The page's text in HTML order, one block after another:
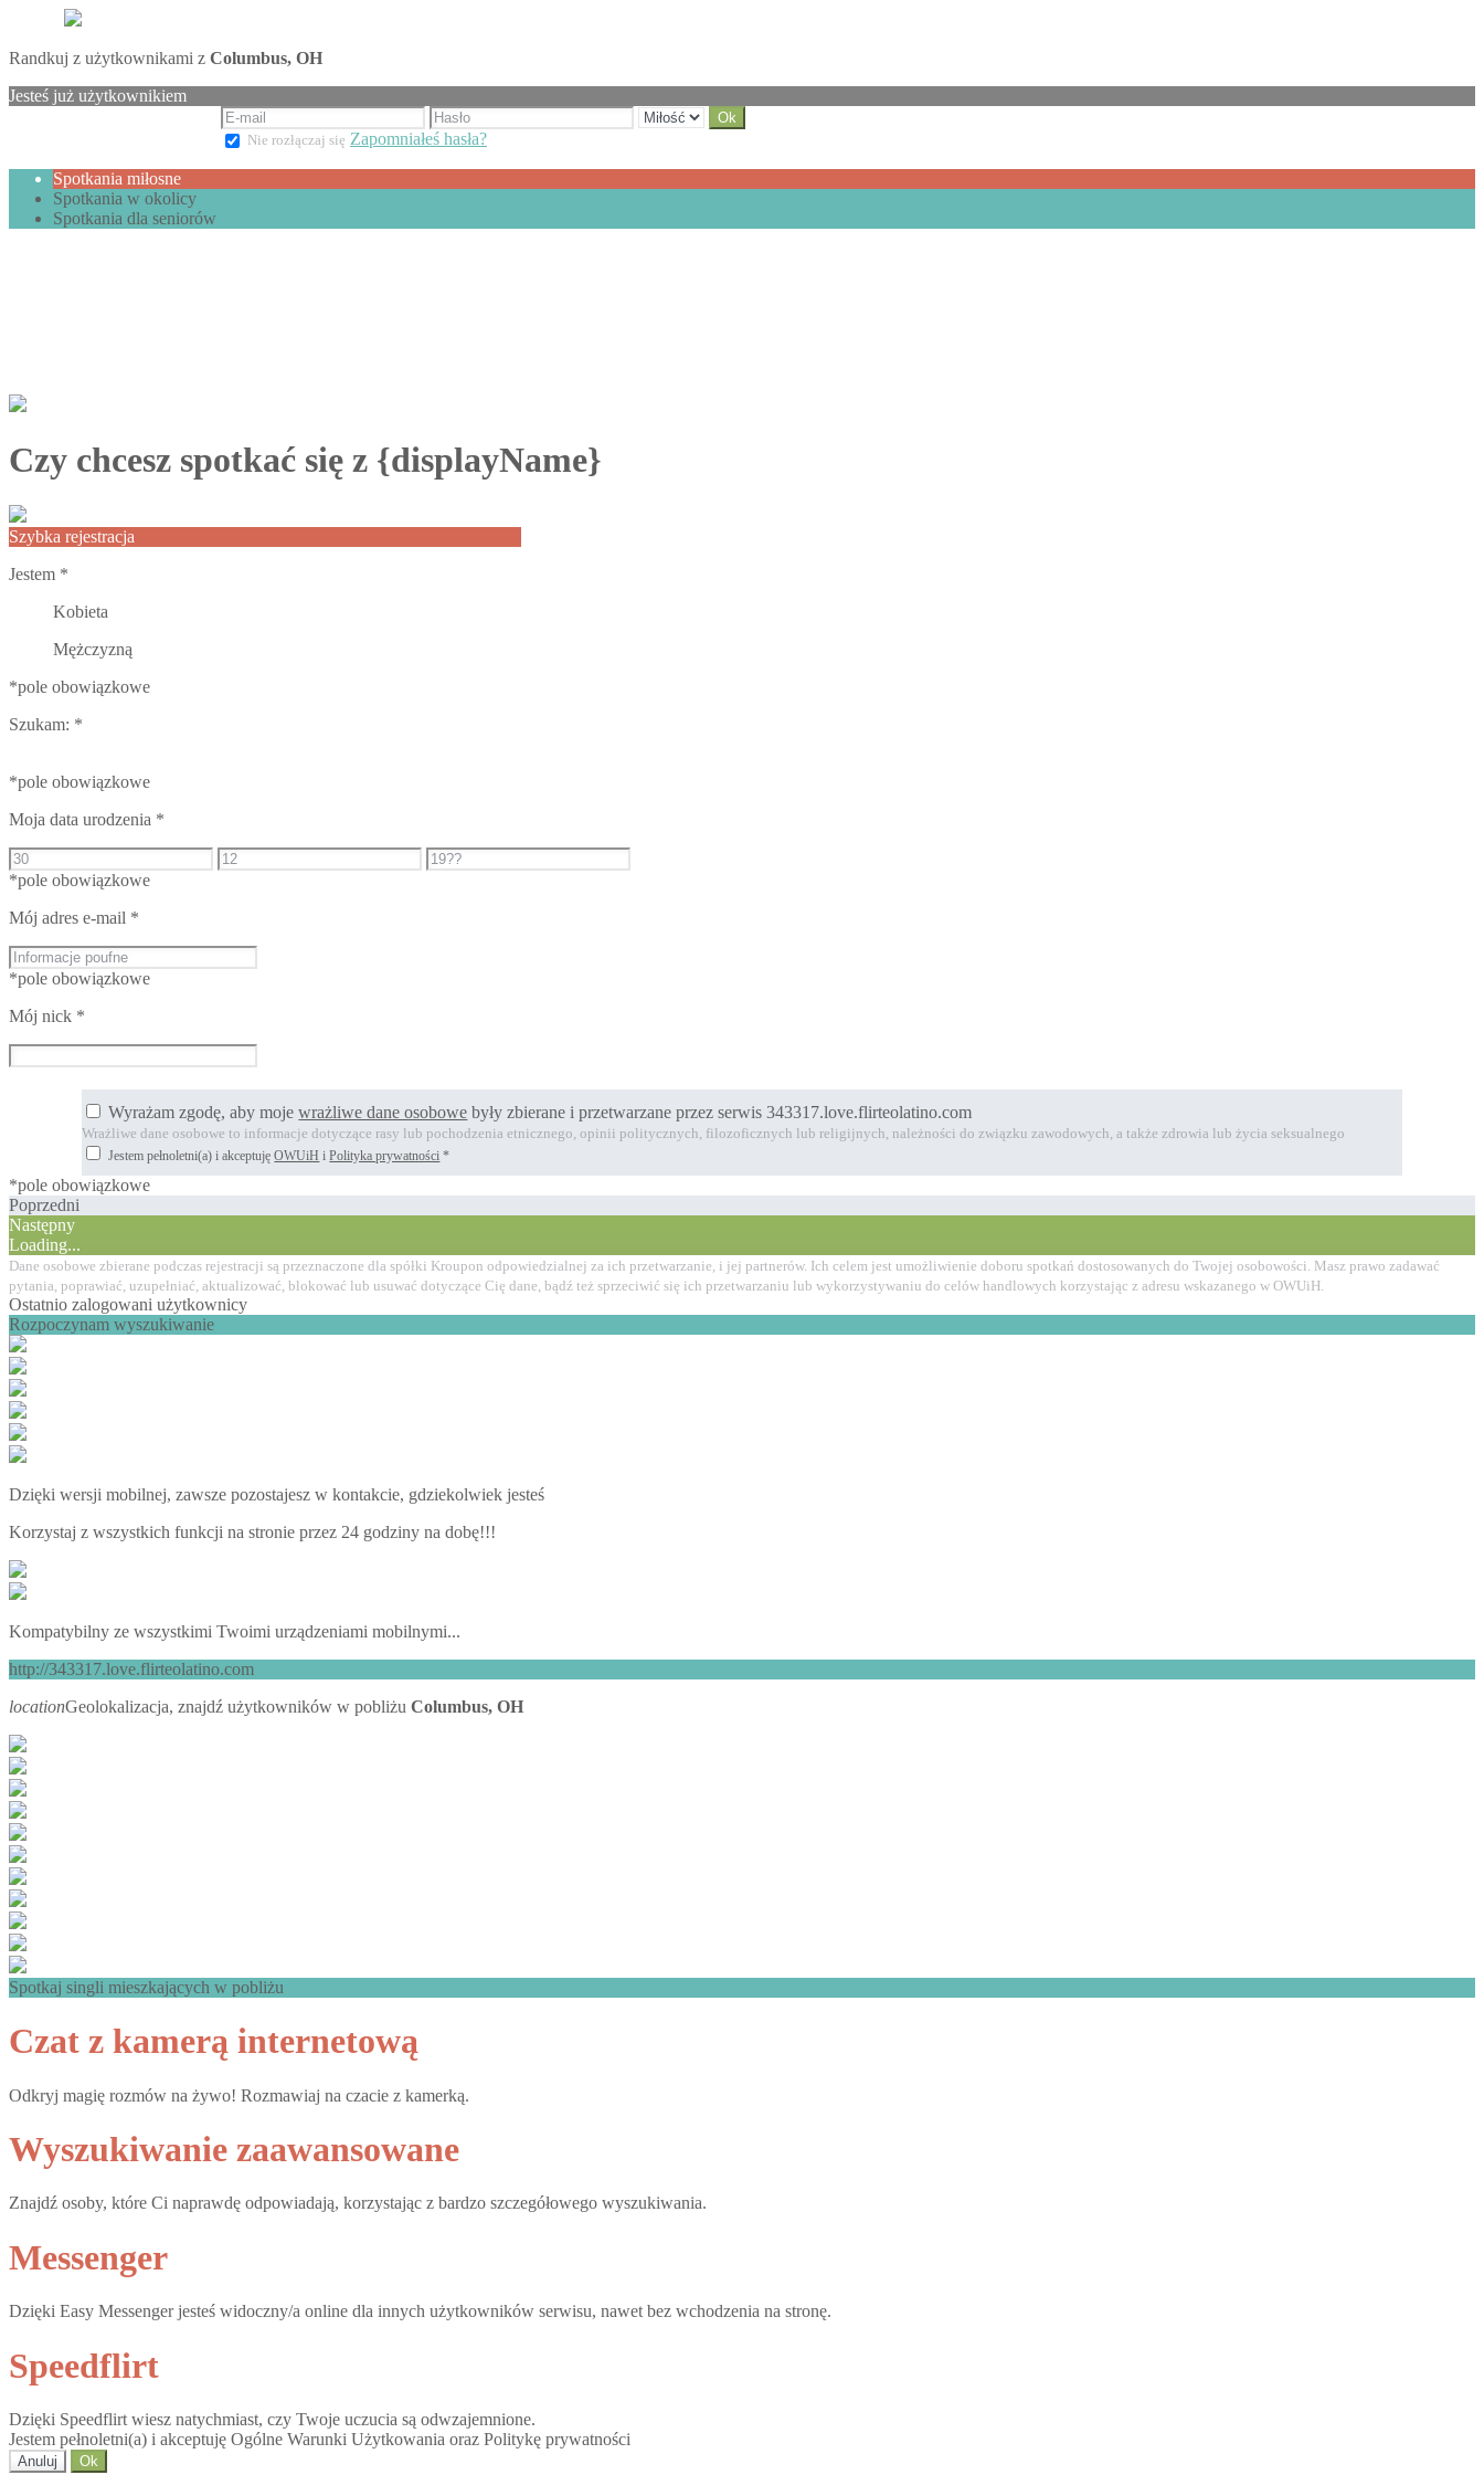
Randkuj z użytkownikami z Columbus, OH
Jesteś już użytkownikiem
Nie rozłączaj się Zapomniałeś hasła?
Spotkania miłosne
Spotkania w okolicy
Spotkania dla seniorów
Czy chcesz spotkać się z {displayName}
Szybka rejestracja
Jestem *
Kobieta
Mężczyzną
*pole obowiązkowe
Szukam: *
*pole obowiązkowe
Moja data urodzenia *
*pole obowiązkowe
Mój adres e-mail *
*pole obowiązkowe
Mój nick *
Wyrażam zgodę, aby mojewrażliwe dane osobowe były zbierane i przetwarzane przez serwis 343317.love.flirteolatino.com
Wrażliwe dane osobowe to informacje dotyczące rasy lub pochodzenia etnicznego, opinii politycznych, filozoficznych lub religijnych, należności do związku zawodowych, a także zdrowia lub życia seksualnego
Jestem pełnoletni(a) i akceptujęOWUiH iPolityka prywatności *
*pole obowiązkowe
Poprzedni
Następny
Loading...
Dane osobowe zbierane podczas rejestracji są przeznaczone dla spółki Kroupon odpowiedzialnej za ich przetwarzanie, i jej partnerów. Ich celem jest umożliwienie doboru spotkań dostosowanych do Twojej osobowości. Masz prawo zadawać
pytania, poprawiać, uzupełniać, aktualizować, blokować lub usuwać dotyczące Cię dane, bądź też sprzeciwić się ich przetwarzaniu lub wykorzystywaniu do celów handlowych korzystając z adresu wskazanego w OWUiH.
Ostatnio zalogowani użytkownicy
Rozpoczynam wyszukiwanie
Dzięki wersji mobilnej, zawsze pozostajesz w kontakcie, gdziekolwiek jesteś
Korzystaj z wszystkich funkcji na stronie przez 24 godziny na dobę!!!
Kompatybilny ze wszystkimi Twoimi urządzeniami mobilnymi...
http://343317.love.flirteolatino.com
locationGeolokalizacja, znajdź użytkowników w pobliżu Columbus, OH
Spotkaj singli mieszkających w pobliżu
Czat z kamerą internetową
Odkryj magię rozmów na żywo! Rozmawiaj na czacie z kamerką.
Wyszukiwanie zaawansowane
Znajdź osoby, które Ci naprawdę odpowiadają, korzystając z bardzo szczegółowego wyszukiwania.
Messenger
Dzięki Easy Messenger jesteś widoczny/a online dla innych użytkowników serwisu, nawet bez wchodzenia na stronę.
Speedflirt
Dzięki Speedflirt wiesz natychmiast, czy Twoje uczucia są odwzajemnione.
Jestem pełnoletni(a) i akceptuję Ogólne Warunki Użytkowania oraz Politykę prywatności
Anuluj Ok